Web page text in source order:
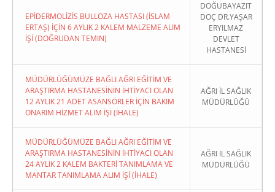
EPİDERMOLİZİS BULLOZA HASTASI (İSLAM
ERTAŞ) İÇİN 6 AYLIK 2 KALEM MALZEME ALIM
İŞİ (DOĞRUDAN TEMIN)
DOĞUBAYAZIT
DOÇ DR.YAŞAR
ERYILMAZ
DEVLET
HASTANESİ
MÜDÜRLÜĞÜMÜZE BAĞLI AĞRI EĞİTİM VE
ARAŞTIRMA HASTANESİNİN İHTİYACI OLAN
12 AYLIK 21 ADET ASANSÖRLER İÇİN BAKIM
ONARIM HİZMET ALIM İŞİ (İHALE)
AĞRI İL SAĞLIK
MÜDÜRLÜĞÜ
MÜDÜRLÜĞÜMÜZE BAĞLI AĞRI EĞİTİM VE
ARAŞTIRMA HASTANESİNİN İHTİYACI OLAN
24 AYLIK 2 KALEM BAKTERİ TANIMLAMA VE
MANTAR TANIMLAMA ALIM İŞİ (İHALE)
AĞRI İL SAĞLIK
MÜDÜRLÜĞÜ